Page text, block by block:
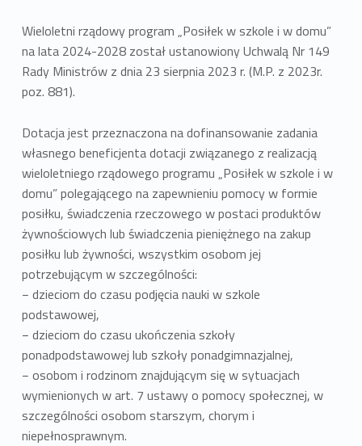
Wieloletni rządowy program „Posiłek w szkole i w domu”
na lata 2024-2028 został ustanowiony Uchwalą Nr 149
Rady Ministrów z dnia 23 sierpnia 2023 r. (M.P. z 2023r.
poz. 881).
Dotacja jest przeznaczona na dofinansowanie zadania
własnego beneficjenta dotacji związanego z realizacją
wieloletniego rządowego programu „Posiłek w szkole i w
domu” polegającego na zapewnieniu pomocy w formie
posiłku, świadczenia rzeczowego w postaci produktów
żywnościowych lub świadczenia pieniężnego na zakup
posiłku lub żywności, wszystkim osobom jej
potrzebującym w szczególności:
− dzieciom do czasu podjęcia nauki w szkole
podstawowej,
− dzieciom do czasu ukończenia szkoły
ponadpodstawowej lub szkoły ponadgimnazjalnej,
− osobom i rodzinom znajdującym się w sytuacjach
wymienionych w art. 7 ustawy o pomocy społecznej, w
szczególności osobom starszym, chorym i
niepełnosprawnym.